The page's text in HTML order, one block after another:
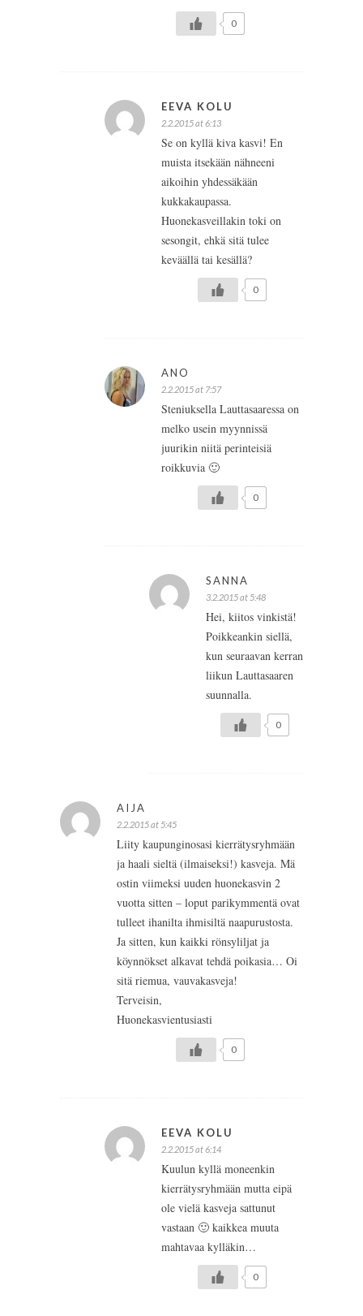
0
EEVA KOLU
2.2.2015 at 6:13
Se on kyllä kiva kasvi! En
muista itsekään nähneeni
aikoihin yhdessäkään
kukkakaupassa.
Huonekasveillakin toki on
sesongit, ehkä sitä tulee
keväällä tai kesällä?
0
ANO
2.2.2015 at 7:57
Steniuksella Lauttasaaressa on
melko usein myynnissä
juurikin niitä perinteisiä
roikkuvia 🙂
0
SANNA
3.2.2015 at 5:48
Hei, kiitos vinkistä!
Poikkeankin siellä,
kun seuraavan kerran
liikun Lauttasaaren
suunnalla.
0
AIJA
2.2.2015 at 5:45
Liity kaupunginosasi kierrätysryhmään
ja haali sieltä (ilmaiseksi!) kasveja. Mä
ostin viimeksi uuden huonekasvin 2
vuotta sitten – loput parikymmentä ovat
tulleet ihanilta ihmisiltä naapurustosta.
Ja sitten, kun kaikki rönsyliljat ja
köynnökset alkavat tehdä poikasia… Oi
sitä riemua, vauvakasveja!
Terveisin,
Huonekasvientusiasti
0
EEVA KOLU
2.2.2015 at 6:14
Kuulun kyllä moneenkin
kierrätysryhmään mutta eipä
ole vielä kasveja sattunut
vastaan 🙂 kaikkea muuta
mahtavaa kylläkin…
0